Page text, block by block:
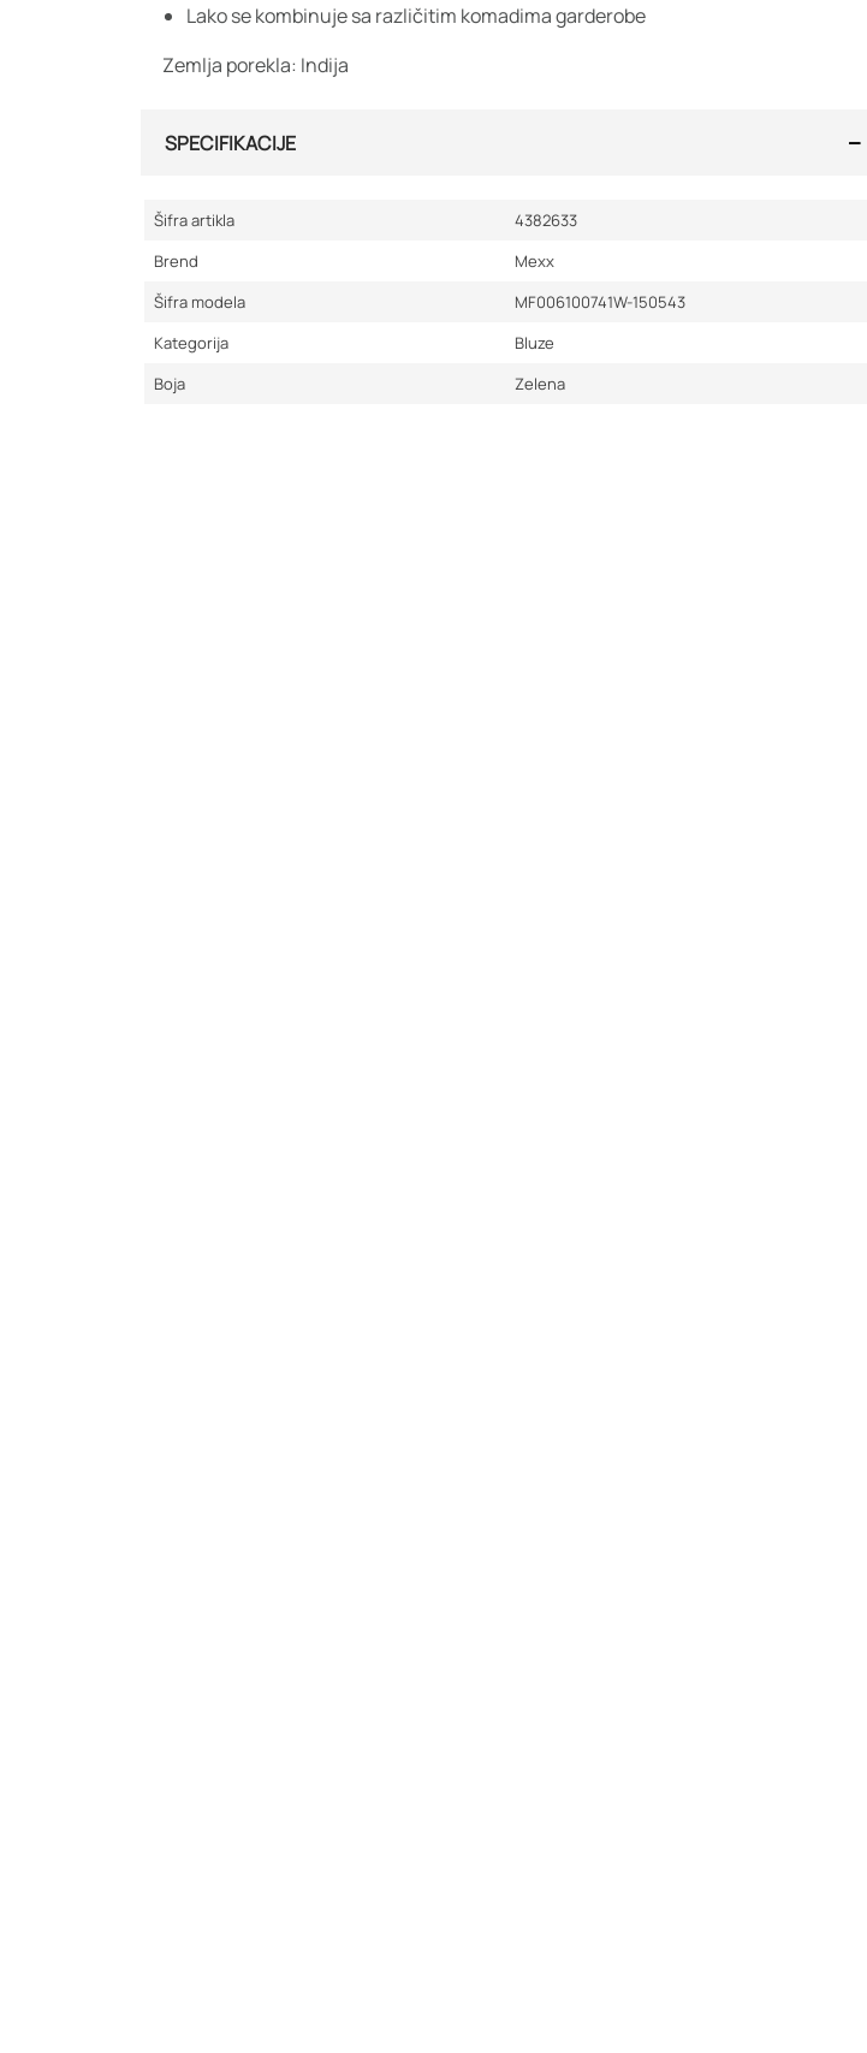
Lako se kombinuje sa različitim komadima garderobe
Zemlja porekla: Indija
SPECIFIKACIJE
Šifra artikla
4382633
Brend
Mexx
Šifra modela
MF006100741W-150543
Kategorija
Bluze
Boja
Zelena